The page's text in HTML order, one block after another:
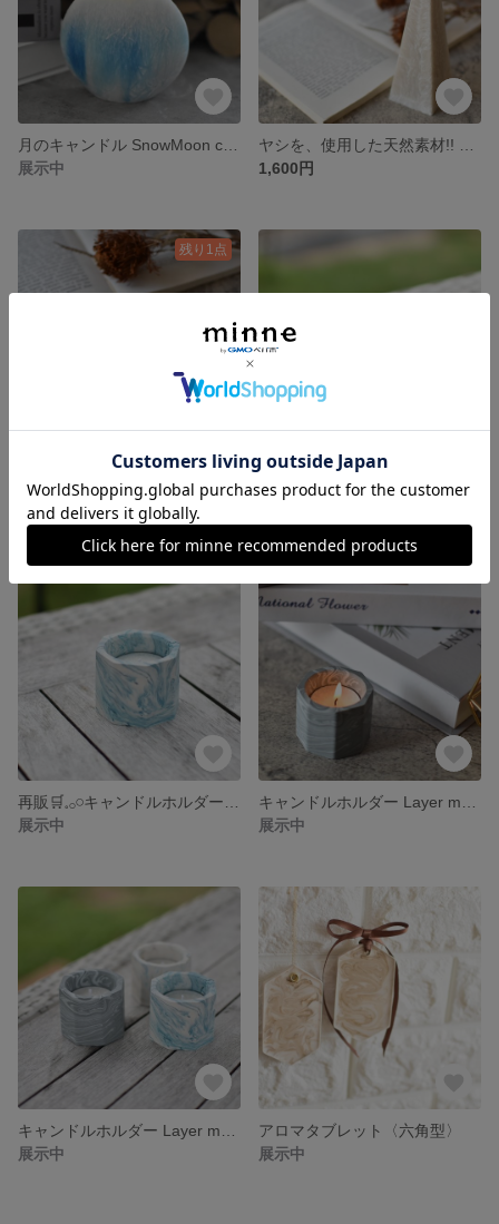
展示中
1,600円
残り1点
再販🛒𓈒𓏸キャンドルトレイ design tray
2,100円
展示中
展示中
展示中
展示中
アロマタブレット〈六角型〉
展示中